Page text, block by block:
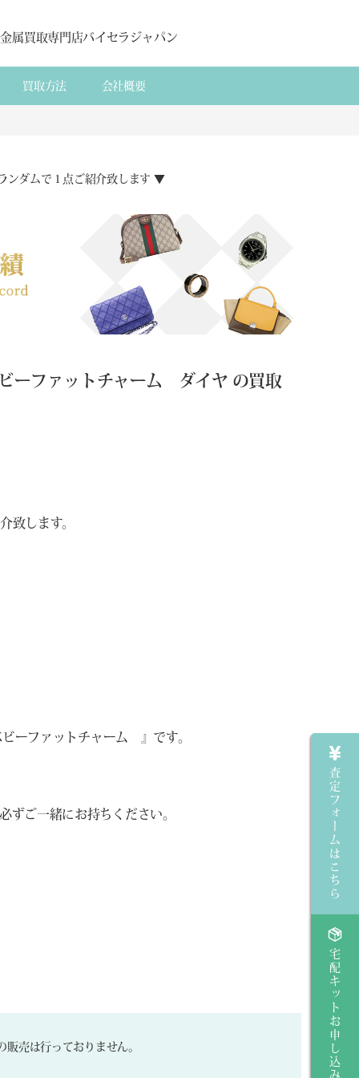
属買取専門店バイセラジャパン
買取方法 会社概要
ンダムで１点ご紹介致します ▼
ーファットチャーム ダイヤ の買取
致します。
ーファットチャーム 』です。
ずご一緒にお持ちください。
売は行っておりません。
査定フォームはこちら
宅配キットお申し込み